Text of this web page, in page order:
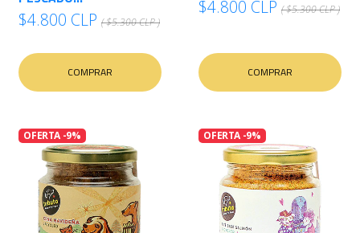
$4.800 CLP ( $5.300 CLP )
COMPRAR
$4.800 CLP ( $5.300 CLP )
COMPRAR
OFERTA -9% OFERTA -9%